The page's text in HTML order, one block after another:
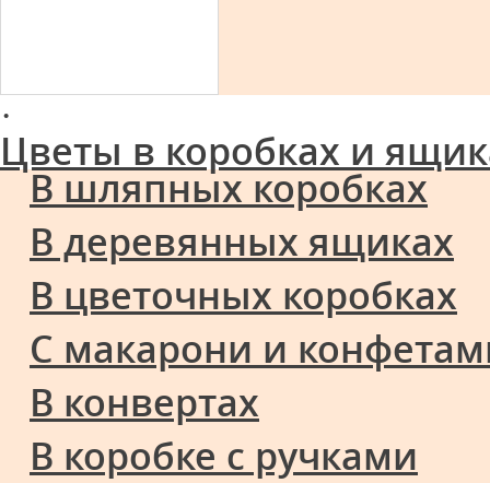
·
Цветы в коробках и
В шляпных коробках
В деревянных ящиках
В цветочных коробках
С макарони и
В конвертах
В коробке с ручками